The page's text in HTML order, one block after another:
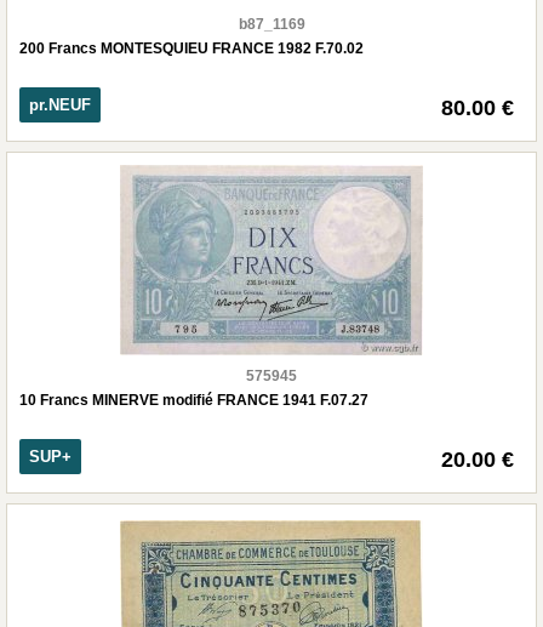
b87_1169
200 Francs MONTESQUIEU FRANCE 1982 F.70.02
pr.NEUF 80.00 €
575945
10 Francs MINERVE modifié FRANCE 1941 F.07.27
SUP+ 20.00 €